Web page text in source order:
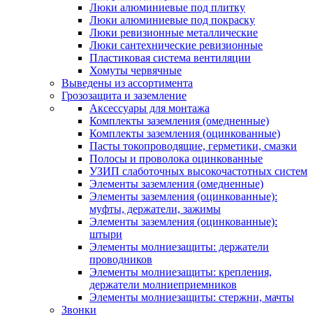
Люки алюминиевые под плитку
Люки алюминиевые под покраску
Люки ревизионные металлические
Люки сантехнические ревизионные
Пластиковая система вентиляции
Хомуты червячные
Выведены из ассортимента
Грозозащита и заземление
Аксессуары для монтажа
Комплекты заземления (омедненные)
Комплекты заземления (оцинкованные)
Пасты токопроводящие, герметики, смазки
Полосы и проволока оцинкованные
УЗИП слаботочных высокочастотных систем
Элементы заземления (омедненные)
Элементы заземления (оцинкованные):
муфты, держатели, зажимы
Элементы заземления (оцинкованные):
штыри
Элементы молниезащиты: держатели
проводников
Элементы молниезащиты: крепления,
держатели молниеприемников
Элементы молниезащиты: стержни, мачты
Звонки